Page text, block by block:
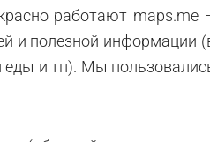
работают maps.me
и полезной информации
еды и тп). Мы